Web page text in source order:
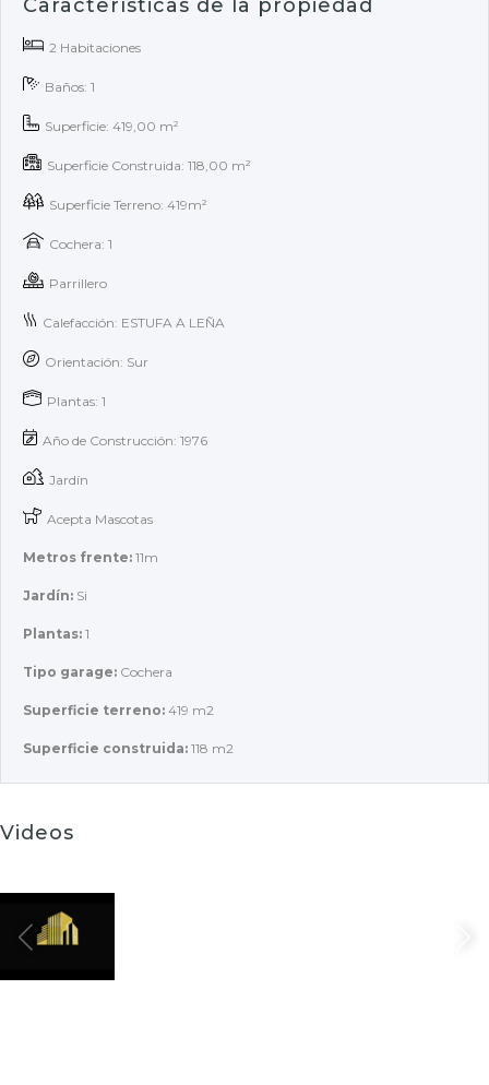
Características de la propiedad
2 Habitaciones
Baños: 1
Superficie: 419,00 m²
Superficie Construida: 118,00 m²
Superficie Terreno: 419m²
Cochera: 1
Parrillero
Calefacción: ESTUFA A LEÑA
Orientación: Sur
Plantas: 1
Año de Construcción: 1976
Jardín
Acepta Mascotas
Metros frente: 11m
Jardín: Si
Plantas: 1
Tipo garage: Cochera
Superficie terreno: 419 m2
Superficie construida: 118 m2
Videos